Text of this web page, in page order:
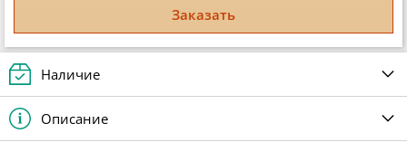
Заказать
Наличие
Описание